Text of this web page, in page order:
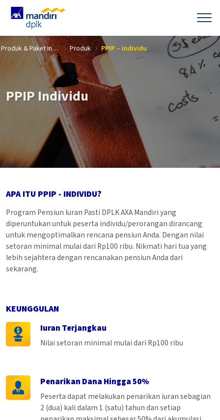
Skip to Main Content
Produk & Paket Investasi
Produk PPIP – Individu
PPIP Individu
APA ITU PPIP - INDIVIDU?
Program Pensiun Iuran Pasti DPLK AXA Mandiri yang
diperuntukan untuk peserta individu/perorangan dirancang
untuk mengoptimalkan rencana pensiun Anda. Dengan nilai
setoran minimal mulai dari Rp100 ribu. Nikmati hari tua yang
lebih sejahtera dengan rencanakan pensiun Anda dari
sekarang.
KEUNGGULAN
Iuran Terjangkau
Nilai setoran minimal mulai dari Rp100 ribu
Penarikan Dana Hingga 50%
Peserta dapat melakukan penarikan iuran sebagian
2 (dua) kali dalam 1 (satu) tahun dan setiap